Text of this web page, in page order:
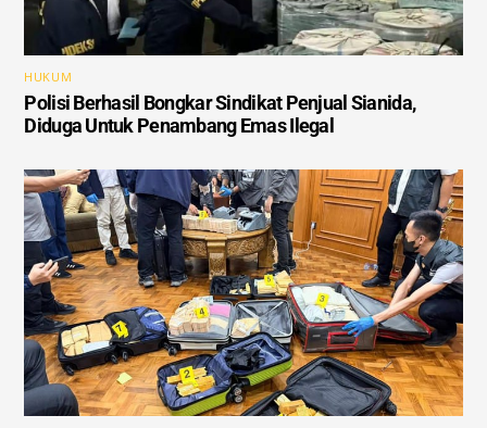
HUKUM
Polisi Berhasil Bongkar Sindikat Penjual Sianida,
Diduga Untuk Penambang Emas Ilegal